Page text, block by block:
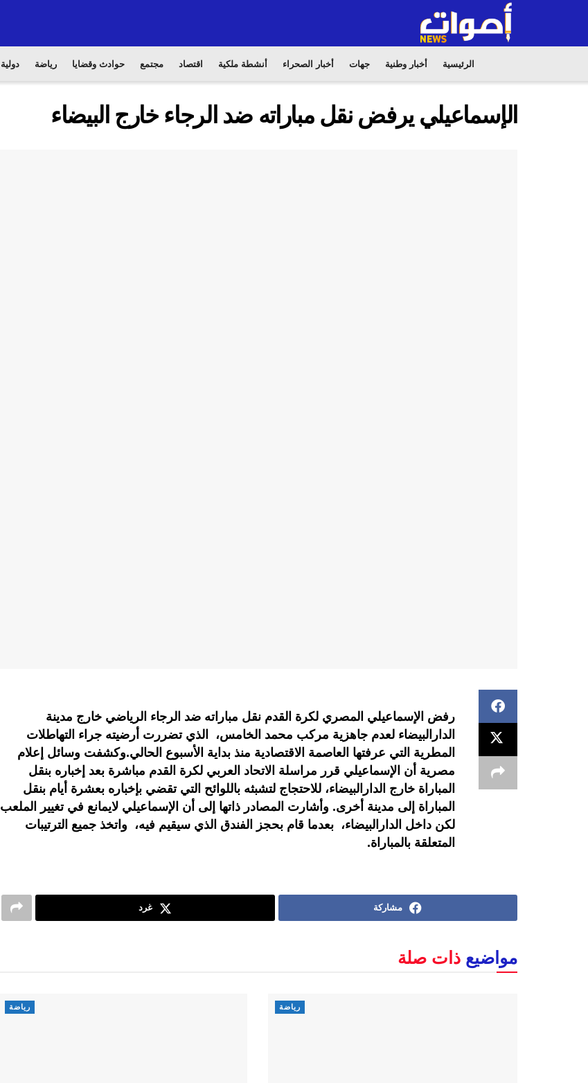
الرئيسية أخبار وطنية جهات أخبار الصحراء أنشطة ملكية اقتصاد مجتمع حوادث وقضايا رياضة دولية
الإسماعيلي يرفض نقل مباراته ضد الرجاء خارج البيضاء
رفض الإسماعيلي المصري لكرة القدم نقل مباراته ضد الرجاء الرياضي خارج مدينة
الدارالبيضاء لعدم جاهزية مركب محمد الخامس، الذي تضررت أرضيته جراء التهاطلات
المطرية التي عرفتها العاصمة الاقتصادية منذ بداية الأسبوع الحالي.وكشفت وسائل إعلام
مصرية أن الإسماعيلي قرر مراسلة الاتحاد العربي لكرة القدم مباشرة بعد إخباره بنقل
المباراة خارج الدارالبيضاء، للاحتجاج لتشبثه باللوائح التي تقضي بإخباره بعشرة أيام بنقل
المباراة إلى مدينة أخرى. وأشارت المصادر ذاتها إلى أن الإسماعيلي لايمانع في تغيير الملعب
لكن داخل الدارالبيضاء، بعدما قام بحجز الفندق الذي سيقيم فيه، واتخذ جميع الترتيبات
المتعلقة بالمباراة.
مشاركة غرد
مواضيع ذات صلة
رياضة رياضة